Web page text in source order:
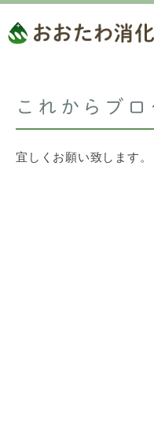
これからブロ
宜しくお願い致します。